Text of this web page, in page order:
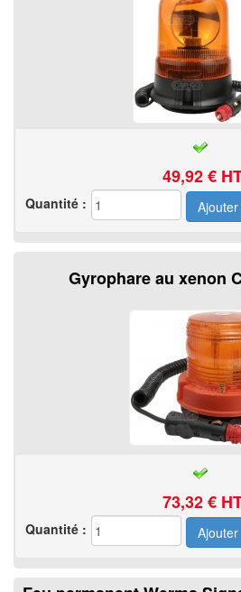
49,92€
Quantité :
Gyrophare au xenon
73,32€
Quantité :